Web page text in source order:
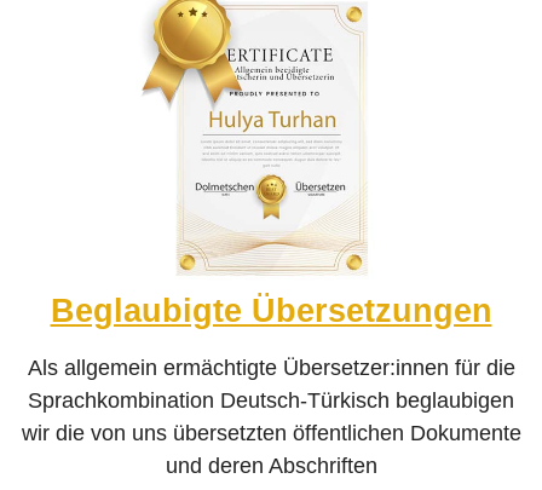
Beglaubigte Übersetzungen
Als allgemein ermächtigte Übersetzer:innen für die
Sprachkombination Deutsch-Türkisch beglaubigen
wir die von uns übersetzten öffentlichen Dokumente
und deren Abschriften